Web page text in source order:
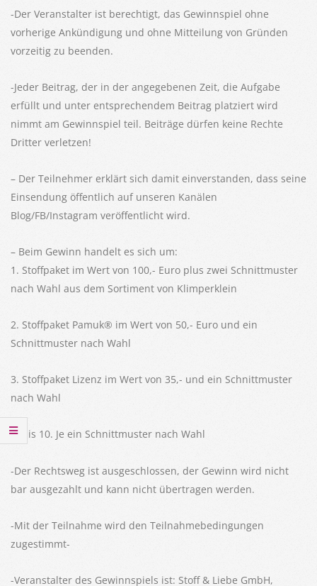
-Der Veranstalter ist berechtigt, das Gewinnspiel ohne
vorherige Ankündigung und ohne Mitteilung von Gründen
vorzeitig zu beenden.
-Jeder Beitrag, der in der angegebenen Zeit, die Aufgabe
erfüllt und unter entsprechendem Beitrag platziert wird
nimmt am Gewinnspiel teil. Beiträge dürfen keine Rechte
Dritter verletzen!
– Der Teilnehmer erklärt sich damit einverstanden, dass seine
Einsendung öffentlich auf unseren Kanälen
Blog/FB/Instagram veröffentlicht wird.
– Beim Gewinn handelt es sich um:
1. Stoffpaket im Wert von 100,- Euro plus zwei Schnittmuster
nach Wahl aus dem Sortiment von Klimperklein
2. Stoffpaket Pamuk® im Wert von 50,- Euro und ein
Schnittmuster nach Wahl
3. Stoffpaket Lizenz im Wert von 35,- und ein Schnittmuster
nach Wahl
4. bis 10. Je ein Schnittmuster nach Wahl
-Der Rechtsweg ist ausgeschlossen, der Gewinn wird nicht
bar ausgezahlt und kann nicht übertragen werden.
-Mit der Teilnahme wird den Teilnahmebedingungen
zugestimmt-
-Veranstalter des Gewinnspiels ist: Stoff & Liebe GmbH,